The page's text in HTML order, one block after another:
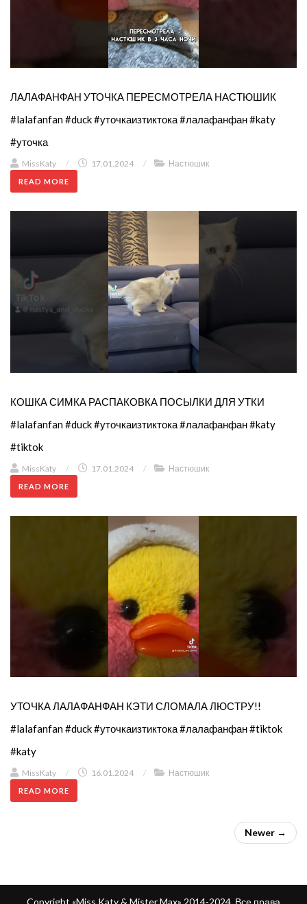
ЛАЛАФАНФАН УТОЧКА ПЕРЕСМОТРЕЛА НАСТЮШИК
#lalafanfan #duck #уточкаизтиктока #лалафанфан #katy
#уточка
MissKaty / 17.01.2024 / Настюшик
READ MORE
КОШКА СИМКА РАСПАКОВКА ПОСЫЛКИ ДЛЯ УТКИ
#lalafanfan #duck #уточкаизтиктока #лалафанфан #katy
#tiktok
MissKaty / 17.01.2024 / Настюшик
READ MORE
УТОЧКА ЛАЛАФАНФАН КЭТИ СЛОМАЛА ЛЮСТРУ!!
#lalafanfan #duck #уточкаизтиктока #лалафанфан #tiktok
#katy
MissKaty / 16.01.2024 / Настюшик
READ MORE
Newer →
Copyright «Miss Katy & Mister Max» 2014-2024. Все права